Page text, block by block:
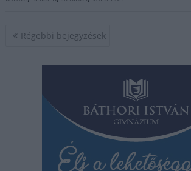
Bejegyzés
Régebbi bejegyzések